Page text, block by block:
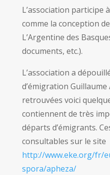
L’association participe
comme la conception
L’Argentine des
documents, etc.).
L’association a
d’émigration
retrouvées voici
contiennent de très
départs d’émigrants.
consultables sur le site
http://www.eke.org/fr/
spora/apheza/